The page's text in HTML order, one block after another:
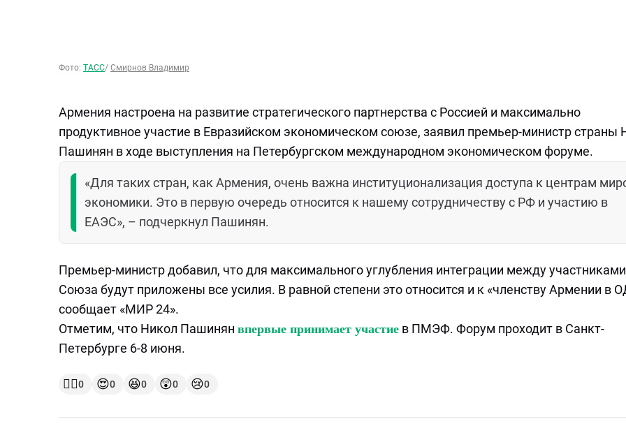
Фото: ТАСС/ Смирнов Владимир
Армения настроена на развитие стратегического партнерства с Россией и максимально
продуктивное участие в Евразийском экономическом союзе, заявил премьер-министр страны
Пашинян в ходе выступления на Петербургском международном экономическом форуме.
«Для таких стран, как Армения, очень важна институционализация доступа к центрам
экономики. Это в первую очередь относится к нашему сотрудничеству с РФ и участию в
ЕАЭС», – подчеркнул Пашинян.
Премьер-министр добавил, что для максимального углубления интеграции между участниками
Союза будут приложены все усилия. В равной степени это относится и к «членству Армении в
сообщает «МИР 24».
Отметим, что Никол Пашинян впервые принимает участие в ПМЭФ. Форум проходит в Санкт-
Петербурге 6-8 июня.
👍🏻0 😍0 😆0 😲0 😢0